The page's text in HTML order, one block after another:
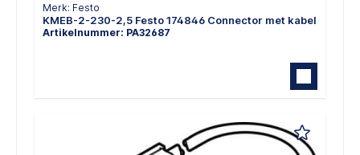
Merk: Festo
KMEB-2-230-2,5 Festo 174846 Connector met kabel
Artikelnummer: PA32687